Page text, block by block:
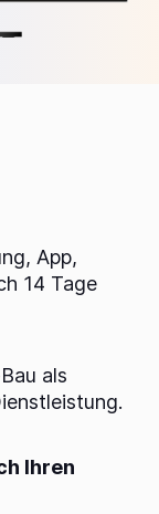
App,
14 Tage
als
Ihren